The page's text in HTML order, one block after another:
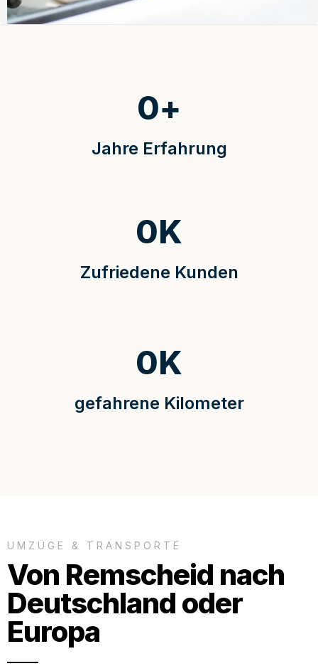
Jahre Erfahrung
0+
Zufriedene Kunden
0K
gefahrene Kilometer
0K
UMZÜGE & TRANSPORTE
Von Remscheid nach
Deutschland oder
Europa